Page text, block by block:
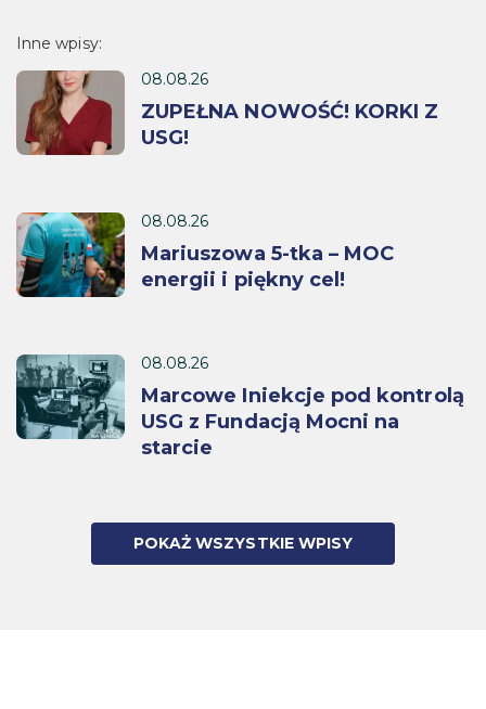
Inne wpisy:
08.08.26
ZUPEŁNA NOWOŚĆ! KORKI Z
USG!
08.08.26
Mariuszowa 5-tka – MOC
energii i piękny cel!
08.08.26
Marcowe Iniekcje pod kontrolą
USG z Fundacją Mocni na
starcie
POKAŻ WSZYSTKIE WPISY